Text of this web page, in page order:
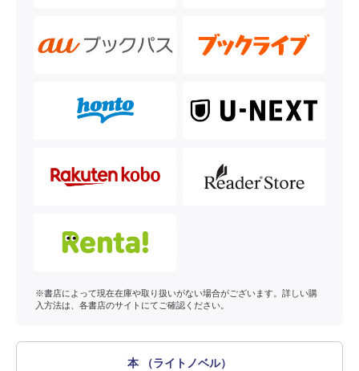
※書店によって現在在庫や取り扱いがない場合がございます。詳しい購
入方法は、各書店のサイトにてご確認ください。
本 （ライトノベル）